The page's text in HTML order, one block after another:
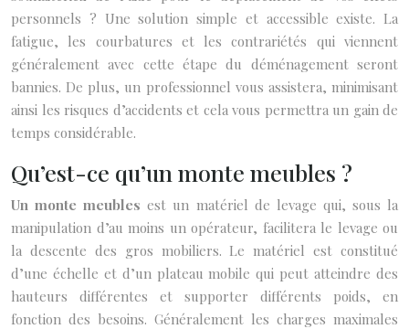
personnels ? Une solution simple et accessible existe. La
fatigue, les courbatures et les contrariétés qui viennent
généralement avec cette étape du déménagement seront
bannies. De plus, un professionnel vous assistera, minimisant
ainsi les risques d’accidents et cela vous permettra un gain de
temps considérable.
Qu’est-ce qu’un monte meubles ?
Un monte meubles est un matériel de levage qui, sous la
manipulation d’au moins un opérateur, facilitera le levage ou
la descente des gros mobiliers. Le matériel est constitué
d’une échelle et d’un plateau mobile qui peut atteindre des
hauteurs différentes et supporter différents poids, en
fonction des besoins. Généralement les charges maximales